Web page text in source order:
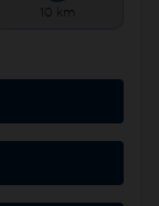
10 km